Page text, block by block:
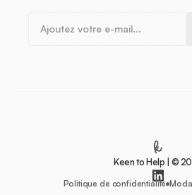
Keen to Help | ©
Politique de confidentialité